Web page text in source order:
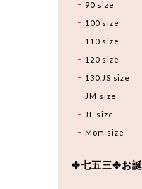
90 size
100 size
110 size
120 size
130,JS size
JM size
JL size
Mom size
✤七五三✤お